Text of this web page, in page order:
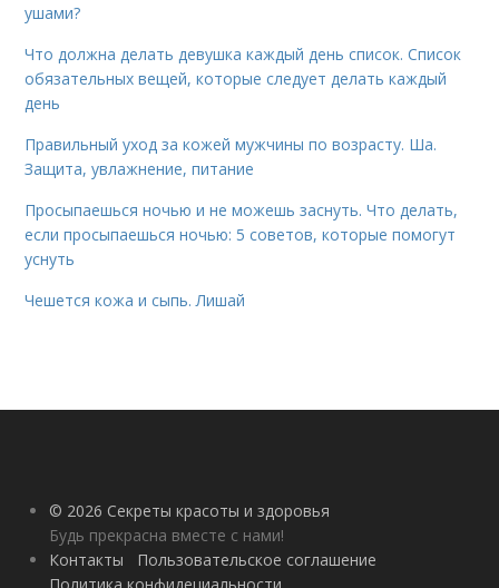
ушами?
Что должна делать девушка каждый день список. Список
обязательных вещей, которые следует делать каждый
день
Правильный уход за кожей мужчины по возрасту. Ша.
Защита, увлажнение, питание
Просыпаешься ночью и не можешь заснуть. Что делать,
если просыпаешься ночью: 5 советов, которые помогут
уснуть
Чешется кожа и сыпь. Лишай
© 2026 Секреты красоты и здоровья
Будь прекрасна вместе с нами!
Контакты
Пользовательское соглашение